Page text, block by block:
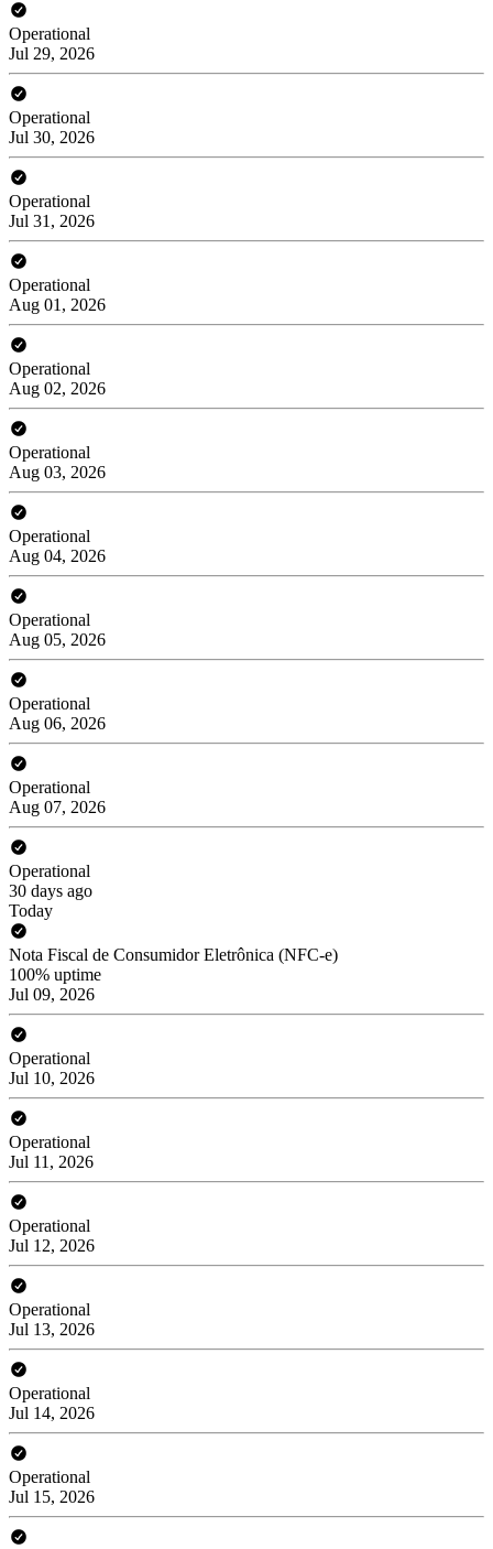
Operational
Jul 29, 2026
Operational
Jul 30, 2026
Operational
Jul 31, 2026
Operational
Aug 01, 2026
Operational
Aug 02, 2026
Operational
Aug 03, 2026
Operational
Aug 04, 2026
Operational
Aug 05, 2026
Operational
Aug 06, 2026
Operational
Aug 07, 2026
Operational
30 days ago
Today
Nota Fiscal de Consumidor Eletrônica (NFC-e)
100% uptime
Jul 09, 2026
Operational
Jul 10, 2026
Operational
Jul 11, 2026
Operational
Jul 12, 2026
Operational
Jul 13, 2026
Operational
Jul 14, 2026
Operational
Jul 15, 2026